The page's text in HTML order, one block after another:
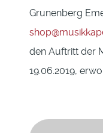
Grunenberg
den Auftritt der
19.06.2019,